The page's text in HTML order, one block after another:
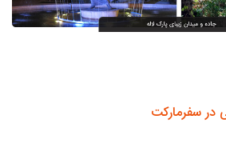
در سفرمارکت